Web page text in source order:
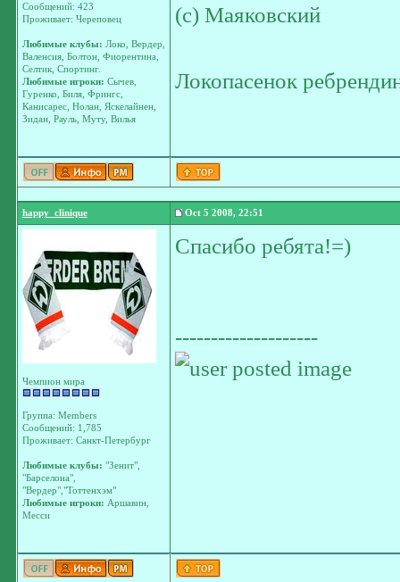
Сообщений: 423
Проживает: Череповец
Любимые клубы: Локо, Вердер,
Валенсия, Болтон, Фиорентина,
Селтик, Спортинг.
Любимые игроки: Сычев,
Гуренко, Биля, Фрингс,
Канисарес, Нолан, Яскелайнен,
Зидан, Рауль, Муту, Вилья
(с) Маяковский
Локопасенок
happy_clinique Oct 5 2008, 22:51
Чемпион мира
Группа: Members
Сообщений: 1,785
Проживает: Санкт-Петербург
Любимые клубы: "Зенит",
"Барселона",
"Вердер","Тоттенхэм"
Любимые игроки: Аршавин,
Месси
Спасибо ребята!=)
--------------------